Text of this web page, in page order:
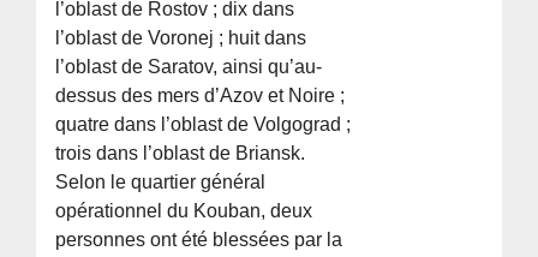
l’oblast de Rostov ; dix dans
l’oblast de Voronej ; huit dans
l’oblast de Saratov, ainsi qu’au-
dessus des mers d’Azov et Noire ;
quatre dans l’oblast de Volgograd ;
trois dans l’oblast de Briansk.
Selon le quartier général
opérationnel du Kouban, deux
personnes ont été blessées par la